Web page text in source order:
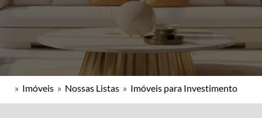
» Imóveis » Nossas Listas » Imóveis para Investimento